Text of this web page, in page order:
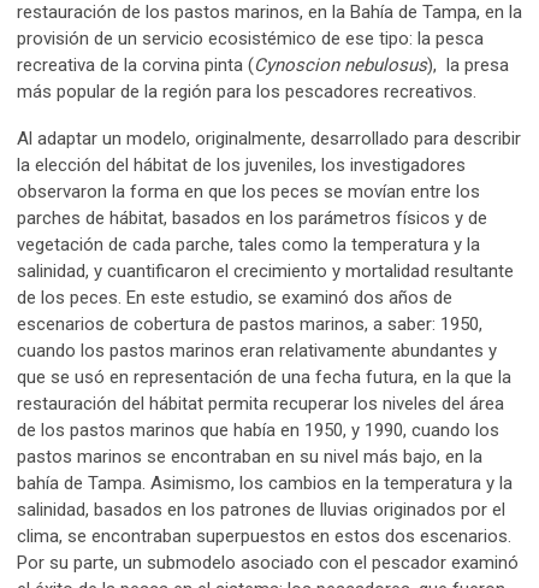
restauración de los pastos marinos, en la Bahía de Tampa, en la
provisión de un servicio ecosistémico de ese tipo: la pesca
recreativa de la corvina pinta (Cynoscion nebulosus), la presa
más popular de la región para los pescadores recreativos.
Al adaptar un modelo, originalmente, desarrollado para describir
la elección del hábitat de los juveniles, los investigadores
observaron la forma en que los peces se movían entre los
parches de hábitat, basados en los parámetros físicos y de
vegetación de cada parche, tales como la temperatura y la
salinidad, y cuantificaron el crecimiento y mortalidad resultante
de los peces. En este estudio, se examinó dos años de
escenarios de cobertura de pastos marinos, a saber: 1950,
cuando los pastos marinos eran relativamente abundantes y
que se usó en representación de una fecha futura, en la que la
restauración del hábitat permita recuperar los niveles del área
de los pastos marinos que había en 1950, y 1990, cuando los
pastos marinos se encontraban en su nivel más bajo, en la
bahía de Tampa. Asimismo, los cambios en la temperatura y la
salinidad, basados en los patrones de lluvias originados por el
clima, se encontraban superpuestos en estos dos escenarios.
Por su parte, un submodelo asociado con el pescador examinó